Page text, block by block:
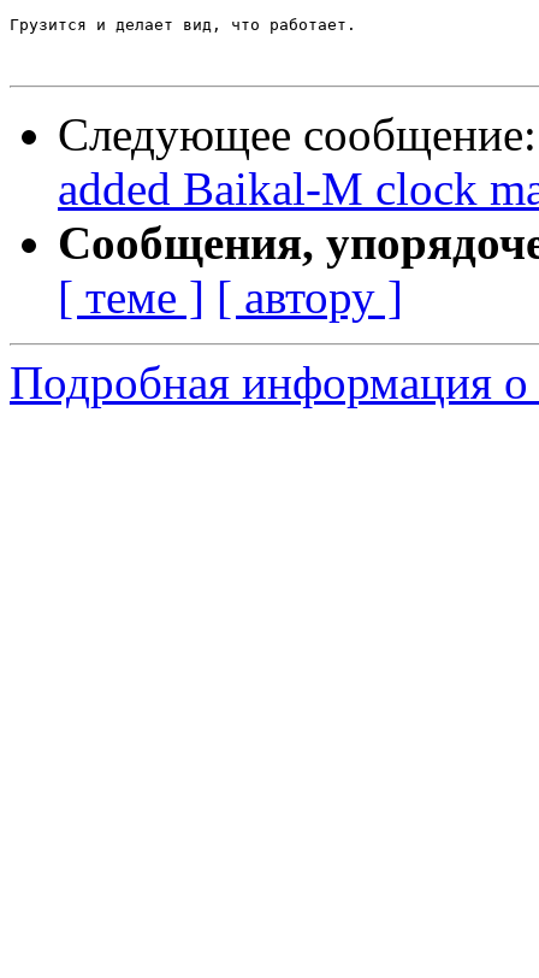
Грузится и делает вид, что работает.
Следующее
added Baikal-M clock
Сообщения,
[ теме ] [ автору ]
Подробная информация о